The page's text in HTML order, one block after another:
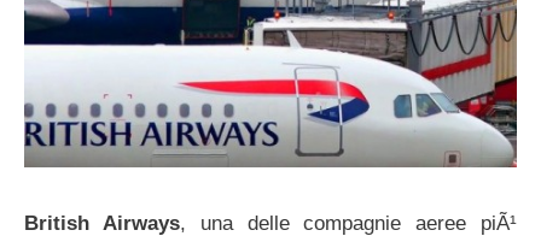
British Airways, una delle compagnie aeree piÃ¹